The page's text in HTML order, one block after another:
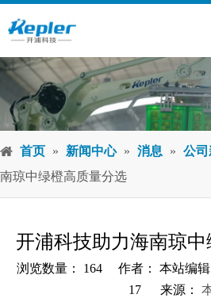
首页 » 新闻中心 » 消息 » 公司
南琼中绿橙高质量分选
开浦科技助力海南琼
浏览数量： 164 作者： 本站编
17 来源：